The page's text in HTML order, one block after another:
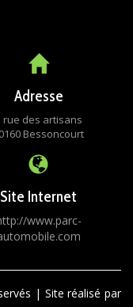
Adresse
rue des artisans
Bessoncourt
Site Internet
www.parc-
| Site réalisé par